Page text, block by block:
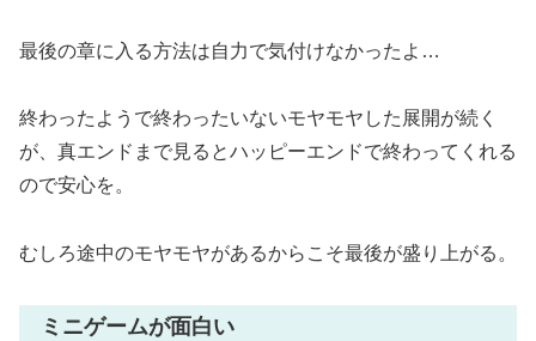
最後の章に入る方法は自力で気付けなかったよ…
終わったようで終わったいないモヤモヤした展開が続く
が、真エンドまで見るとハッピーエンドで終わってくれる
ので安心を。
むしろ途中のモヤモヤがあるからこそ最後が盛り上がる。
ミニゲームが面白い